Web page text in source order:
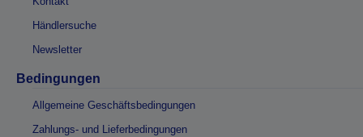
Händlersuche
Newsletter
Bedingungen
Allgemeine Geschäftsbedingungen
Zahlungs- und Lieferbedingungen